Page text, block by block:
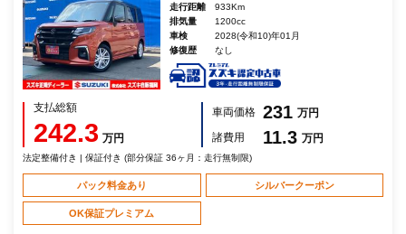
走行距離
933Km
排気量
1200cc
車検
2028(令和10)年01月
修復歴
なし
支払総額
242.3 万円
車両価格 231 万円
諸費用
11.3 万円
法定整備付き | 保証付き (部分保証 36ヶ月：走行無制限)
パック料金あり シルバークーポン
OK保証プレミアム